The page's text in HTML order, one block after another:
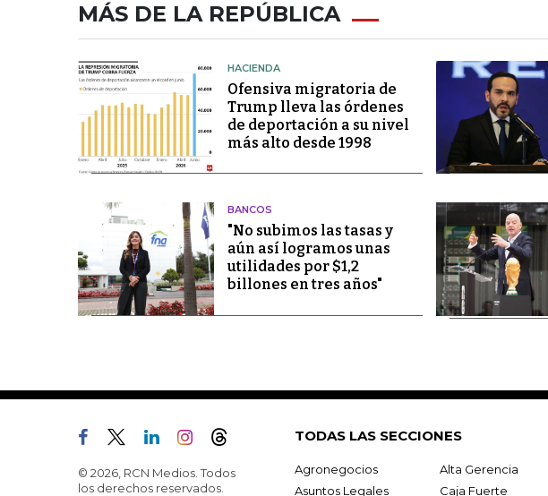
MÁS DE LA REPÚBLICA
HACIENDA
Ofensiva migratoria de
Trump lleva las órdenes
de deportación a su nivel
más alto desde 1998
BANCOS
"No subimos las tasas y
aún así logramos unas
utilidades por $1,2
billones en tres años"
© 2026, RCN Medios. Todos
los derechos reservados.
TODAS LAS SECCIONES
Agronegocios Alta Gerencia
Asuntos Legales
Caja Fuerte